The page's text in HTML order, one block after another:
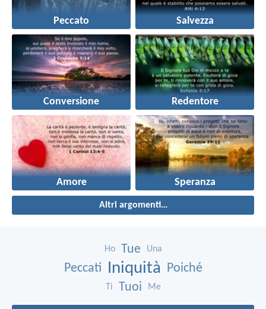
Peccato Salvezza
Conversione Redentore
Amore Speranza
Altri argomenti…
Ho Tue Una
Peccati Iniquità Poiché
Ti Tuoi Me